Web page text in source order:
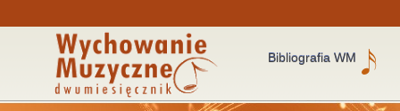
Bibliografia WM